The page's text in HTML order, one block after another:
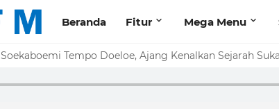
Beranda Fitur Mega Menu
Soekaboemi Tempo Doeloe, Ajang Kenalkan Sejarah
Hari Jadi Tatar Sunda dan Pajajaran Anyar